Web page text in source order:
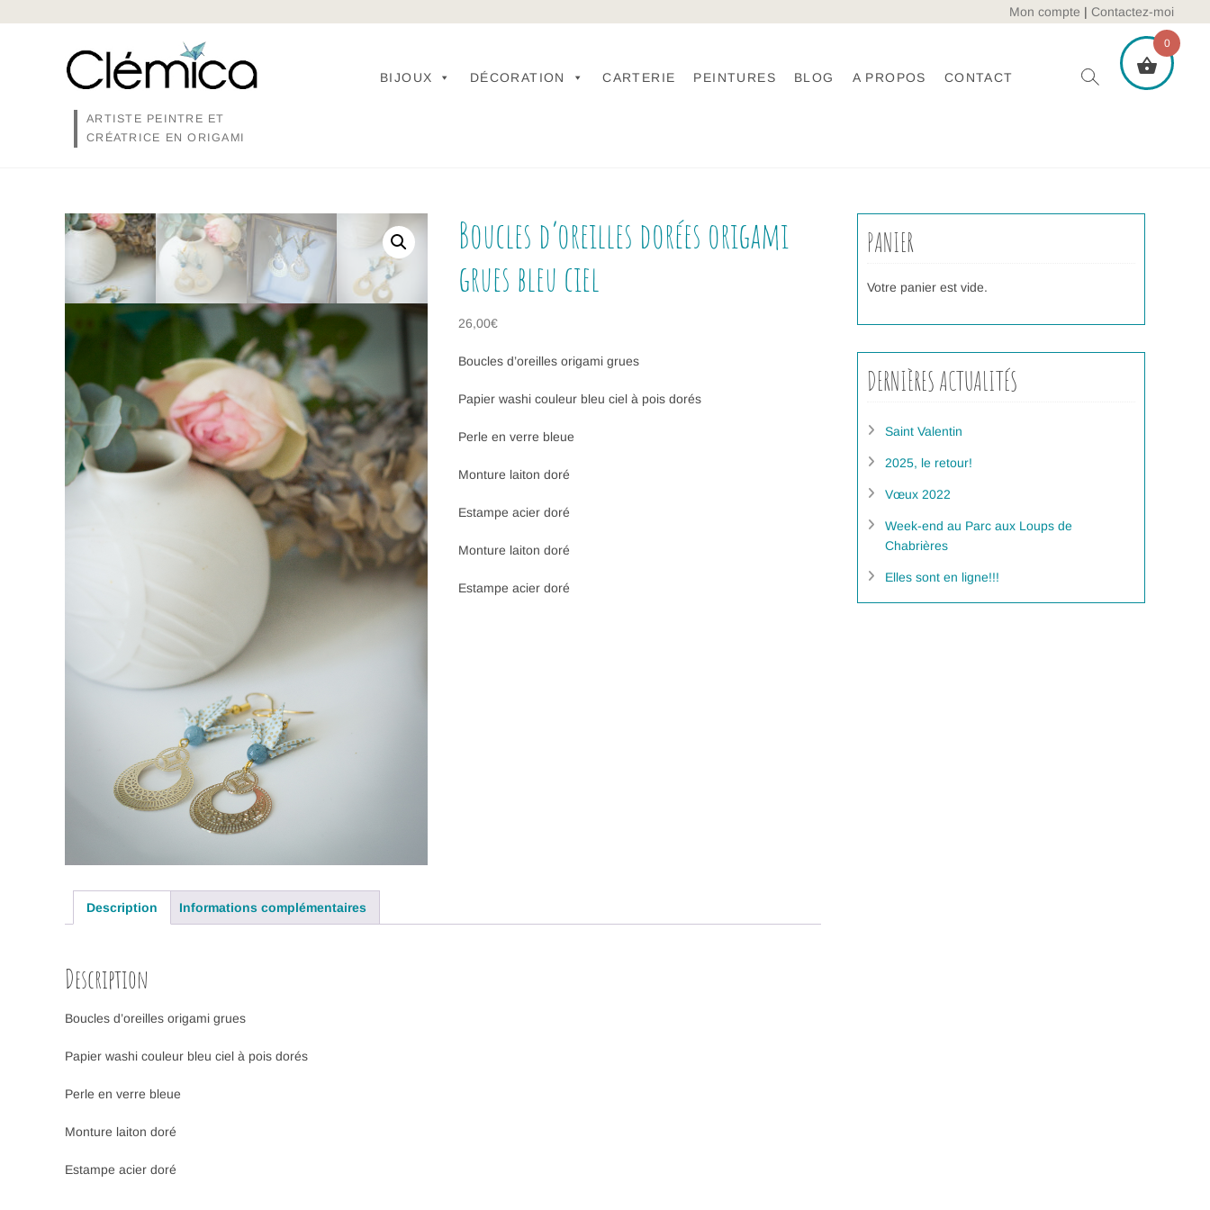
Mon compte | Contactez-moi
ARTISTE PEINTRE ET
CRÉATRICE EN ORIGAMI
BIJOUX DÉCORATION CARTERIE PEINTURES BLOG A PROPOS CONTACT
Boucles d’oreilles dorées origami
grues bleu ciel
26,00€
Boucles d’oreilles origami grues
Papier washi couleur bleu ciel à pois dorés
Perle en verre bleue
Monture laiton doré
Estampe acier doré
Monture laiton doré
Estampe acier doré
Description Informations complémentaires
Description
Boucles d’oreilles origami grues
Papier washi couleur bleu ciel à pois dorés
Perle en verre bleue
Monture laiton doré
Estampe acier doré
PANIER
Votre panier est vide.
DERNIÈRES ACTUALITÉS
Saint Valentin
2025, le retour!
Vœux 2022
Week-end au Parc aux Loups de
Chabrières
Elles sont en ligne!!!
0